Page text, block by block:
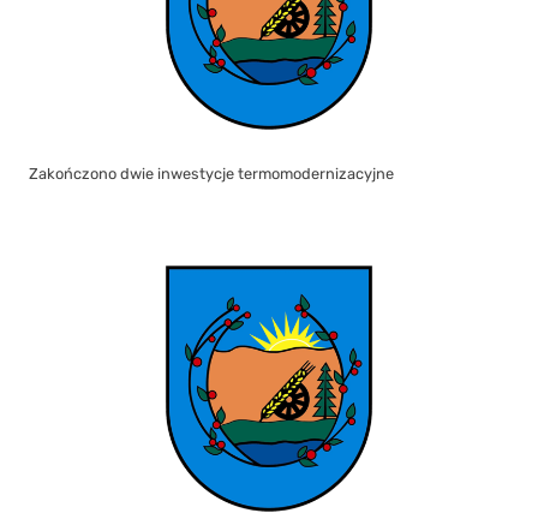
Zakończono dwie inwestycje termomodernizacyjne